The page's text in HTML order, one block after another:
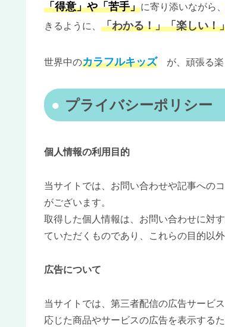
「得意」や「苦手」に寄り添いながら、
きるように、 「わかる！」「楽しい！
世界中のカラフルキッズ が、頑張る楽
プライバシーポリシー
個人情報の利用目的
当サイトでは、お問い合わせや記事への
がございます。
取得した個人情報は、お問い合わせに対
ていただくものであり、これらの目的以
広告について
当サイトでは、第三者配信の広告サービ
応じた商品やサービスの広告を表示する